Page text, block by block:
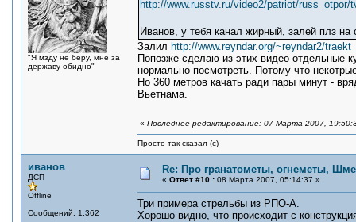
"Я мзду не беру, мне за
державу обидно"
http://www.russtv.ru/video2/patriot/
Иванов, у тебя канал жирный, залей плз на
Залил http://www.reyndar.org/~reyndar2/
Попозже сделаю из этих видео отдельные
нормально посмотреть. Потому что
Но 360 метров качать ради пары минут -
Вьетнама.
« Последнее редактирование: 07 Марта 2007,
Просто так сказал (с)
иванов
ДСП
Offline
Сообщений: 1,362
Re: Про гранатометы, огнеметы,
« Ответ #10 : 08 Марта 2007, 05:14:37 »
Три примера стрельбы из РПО-А.
Хорошо видно, что происходит с